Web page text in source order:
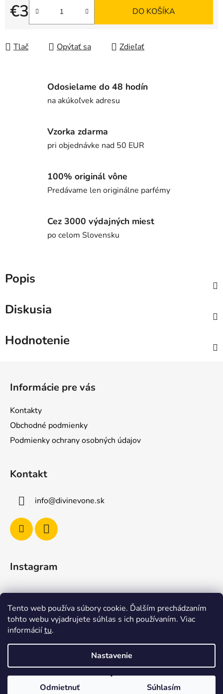
Tento web používa súbory cookie. Ďalším prechádzaním
tohto webu vyjadrujete súhlas s ich používaním. Viac
informáciítu.
Nastavenie
Odmietnuť Súhlasím
€3
Jednotková cena:
DO KOŠÍKA
Tlač Opýtať sa Zdieľať
Odosielame do 48 hodín
na akúkoľvek adresu
Vzorka zdarma
pri objednávke nad 50 EUR
100% originál vône
Predávame len originálne parfémy
Cez 3000 výdajných miest
po celom Slovensku
Popis
Diskusia
Hodnotenie
Informácie pre vás
Kontakty
Obchodné podmienky
Podmienky ochrany osobných údajov
Kontakt
info@divinevone.sk
Instagram
Facebook
Vytvoril Shoptet